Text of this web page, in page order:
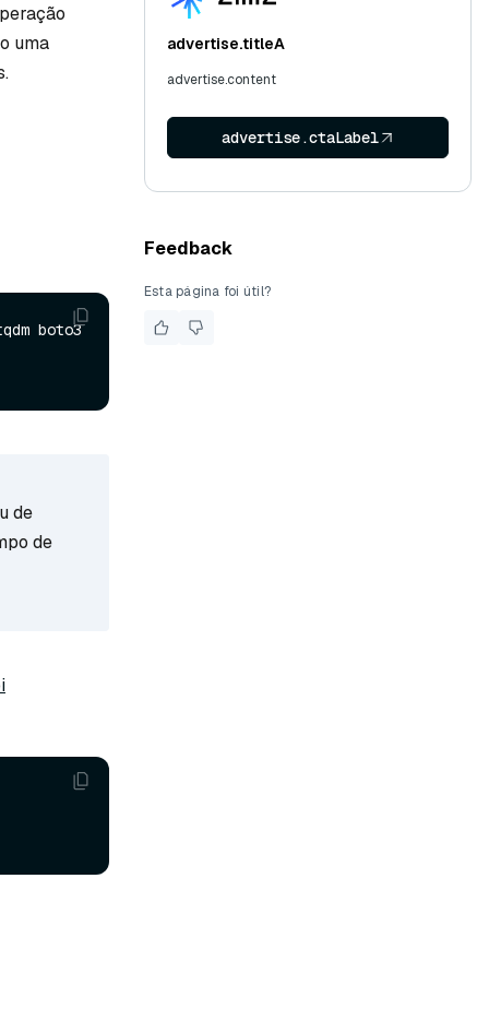
uma
boto3
de
de
advertise.titleA
advertise.content
advertise.ctaLabel
Feedback
Esta página foi útil?